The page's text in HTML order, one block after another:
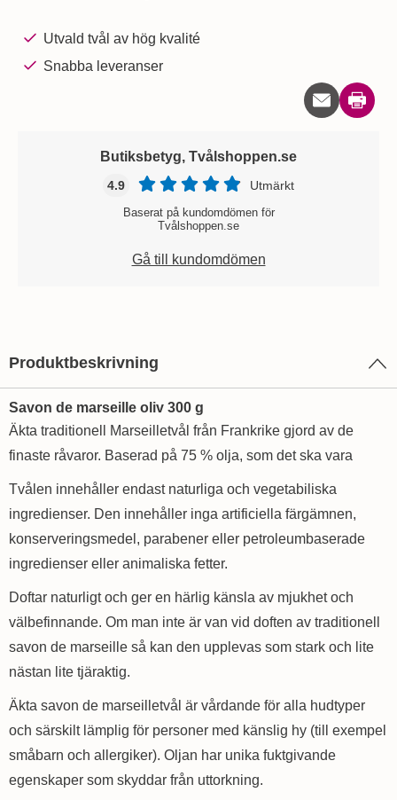
Utvald tvål av hög kvalité
Snabba leveranser
Skriv
Butiksbetyg, Tvålshoppen.se
4.9 Utmärkt
Baserat på kundomdömen för
Tvålshoppen.se
Gå till kundomdömen
Produktbeskrivning
Savon de marseille oliv 300 g
Äkta traditionell Marseilletvål från Frankrike gjord av de
finaste råvaror. Baserad på 75 % olja, som det ska vara
Tvålen innehåller endast naturliga och vegetabiliska
ingredienser. Den innehåller inga artificiella färgämnen,
konserveringsmedel, parabener eller petroleumbaserade
ingredienser eller animaliska fetter.
Doftar naturligt och ger en härlig känsla av mjukhet och
välbefinnande. Om man inte är van vid doften av traditionell
savon de marseille så kan den upplevas som stark och lite
nästan lite tjäraktig.
Äkta savon de marseilletvål är vårdande för alla hudtyper
och särskilt lämplig för personer med känslig hy (till exempel
småbarn och allergiker). Oljan har unika fuktgivande
egenskaper som skyddar från uttorkning.